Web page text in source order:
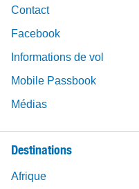
Contact
Facebook
Informations de vol
Mobile Passbook
Médias
Destinations
Afrique